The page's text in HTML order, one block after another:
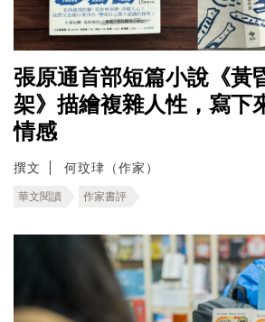
張原通首部短篇小說《黃
架》描繪複雜人性，寫下
情感
撰文 何玟珒（作家）
華文閱讀 作家書評